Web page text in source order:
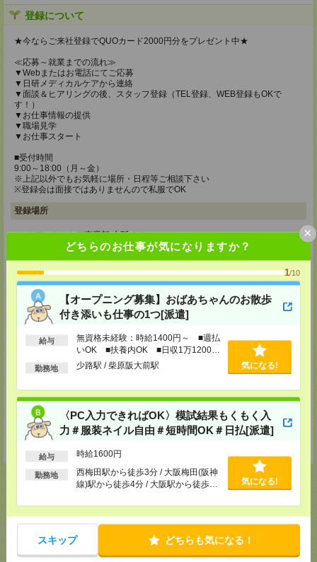
どちらのお仕事が気になりますか？
1/10
【オープニング募集】おばあちゃんのお散歩
付き添いも仕事の1つ[派遣]
給与
無資格未経験：時給1400円～ ■週払
いOK ■扶養内OK ■日収1万1200円
以上
勤務地 少路駅 / 柴原阪大前駅 気になる!
〈PC入力できればOK〉模試結果もくもく入
力＃服装ネイル自由＃短時間OK＃日払[派遣]
給与 時給1600円
勤務地
西梅田駅から徒歩3分 / 大阪梅田(阪神
線)駅から徒歩4分 / 大阪駅から徒歩4
気になる!
スキップ どちらも気になる！
×
登録について
★今ならご来社登録でQUOカード2000円分をプレゼント中★
≪応募～就業までの流れ≫
▼Webまたはお電話にてご応募
▼日研メディカルケアから連絡
▼面談＆ヒアリングの後、スタッフ登録（TEL登録、WEB登録もOKで
す！）
▼お仕事情報の提供
▼職場見学
▼お仕事スタート
■受付時間
9:00～18:00（月～金）
※上記以外でもお気軽に場所・日程等ご相談下さい
※登録会は面接ではありませんので私服でOK
登録場所
メディカルケア事業部 大阪オフィス
大阪府大阪市淀川区西中島5-9-8 新大阪DTKビル4F
【未経験者向け入社前研修あり】
元介護士講師が指導！
6hの事前研修で安心スタート
時給1,177円＋交通費支給（規定あり）
TEL：0120-991-463
MAIL：tenshoku@nikken-ts.jp
担当：採用担当
メディカルケア事業部 京都オフィス
京都府京都市下京区東塩小路町843番地2 日本生命京都ヤサカビル5F
MAIL：tenshoku@nikken-ts.jp
担当：採用担当
登録交通費
応募ページへ